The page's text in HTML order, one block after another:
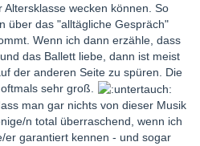
wecken können. So
über das "alltägliche Gespräch"
Wenn ich dann erzähle, dass
das Ballett liebe, dann ist meist
der anderen Seite zu spüren. Die
sehr groß.
man gar nichts von dieser Musik
n total überraschend, wenn ich
er garantiert kennen - und sogar